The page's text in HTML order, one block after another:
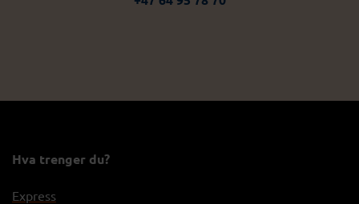
Hva trenger du?
Express